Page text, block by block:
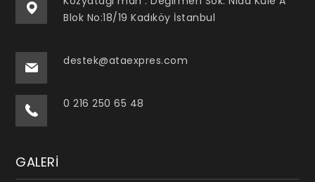
Blok No:18/19 Kadıköy İstanbul
destek@ataexpres.com
0 216 250 65 48
GALERI